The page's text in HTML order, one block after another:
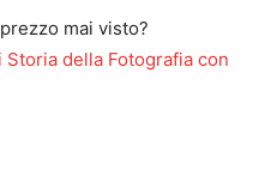
mai visto?
della Fotografia con